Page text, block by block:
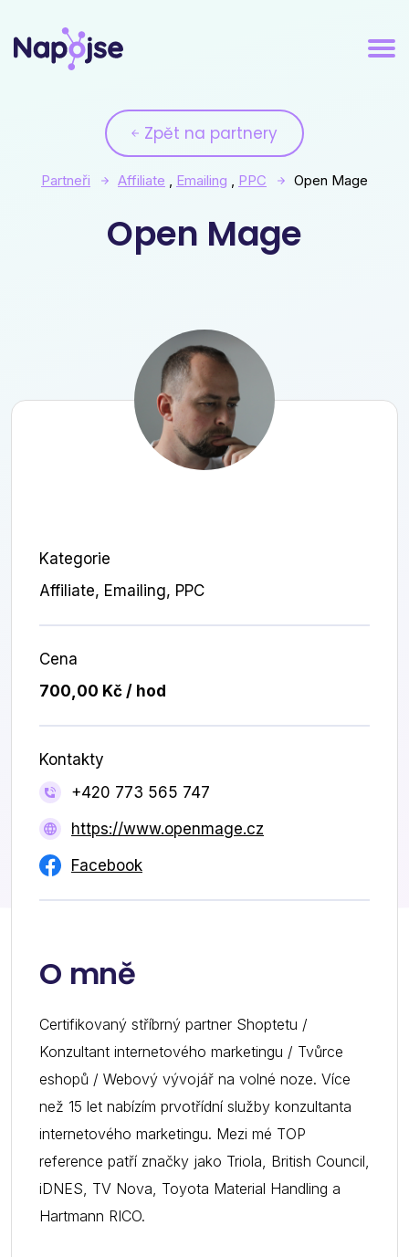
Zpět na partnery
Partneři Affiliate , Emailing , PPC Open Mage
Open Mage
Kategorie
Affiliate, Emailing, PPC
Cena
700,00 Kč / hod
Kontakty
+420 773 565 747
https://www.openmage.cz
Facebook
O mně
Certifikovaný stříbrný partner Shoptetu /
Konzultant internetového marketingu / Tvůrce
eshopů / Webový vývojář na volné noze. Více
než 15 let nabízím prvotřídní služby konzultanta
internetového marketingu. Mezi mé TOP
reference patří značky jako Triola, British Council,
iDNES, TV Nova, Toyota Material Handling a
Hartmann RICO.